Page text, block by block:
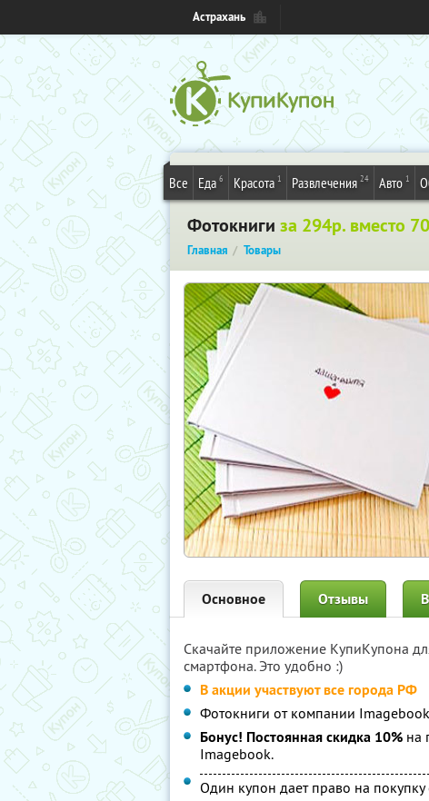
Астрахань
Все Еда 6 Красота 1 Развлечения 24 Авто 1
Фотокниги за 294р. вместо
Главная Товары
Основное Отзывы
Скачайте приложение КупиКупона
смартфона. Это удобно :)
В акции участвуют все города РФ
Фотокниги от компании Imagebook
Бонус! Постоянная скидка 10% на
Imagebook.
Один купон дает право на